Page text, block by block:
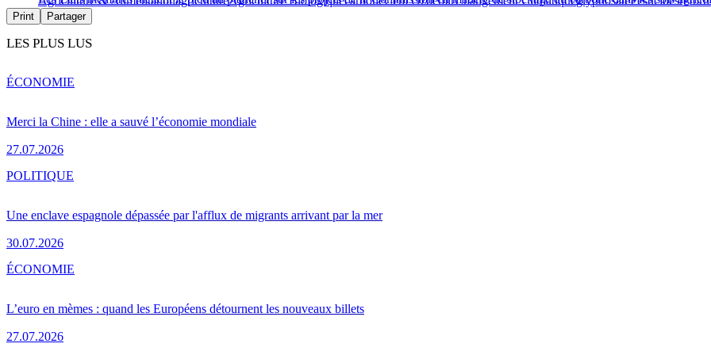
Print Partager
LES PLUS LUS
Merci la Chine : elle a sauvé l’économie mondiale
27.07.2026
ÉCONOMIE
Une enclave espagnole dépassée par l'afflux de migrants arrivant par la mer
30.07.2026
POLITIQUE
L’euro en mèmes : quand les Européens détournent les nouveaux billets
27.07.2026
ÉCONOMIE